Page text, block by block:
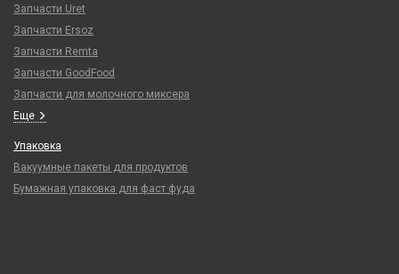
Запчасти Uret
Запчасти Ersoz
Запчасти Remta
Запчасти GoodFood
Запчасти для молочного миксера
Еще
Упаковка
Вакуумные пакеты для продуктов
Бумажная упаковка для фаст фуда